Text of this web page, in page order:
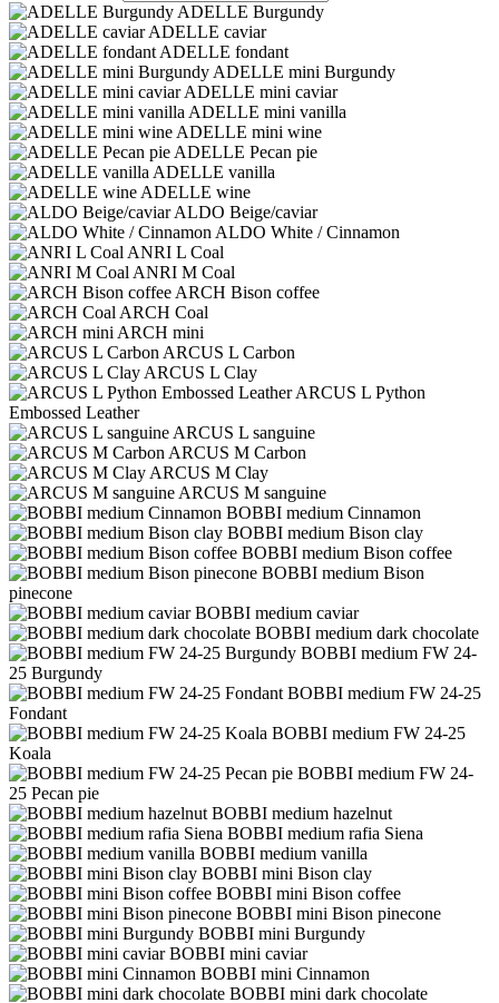
ADELLE Burgundy
ADELLE caviar
ADELLE fondant
ADELLE mini Burgundy
ADELLE mini caviar
ADELLE mini vanilla
ADELLE mini wine
ADELLE Pecan pie
ADELLE vanilla
ADELLE wine
ALDO Beige/caviar
ALDO White / Cinnamon
ANRI L Coal
ANRI M Coal
ARCH Bison coffee
ARCH Coal
ARCH mini
ARCUS L Carbon
ARCUS L Clay
ARCUS L Python
Embossed Leather
ARCUS L sanguine
ARCUS M Carbon
ARCUS M Clay
ARCUS M sanguine
BOBBI medium Cinnamon
BOBBI medium Bison clay
BOBBI medium Bison coffee
BOBBI medium Bison
pinecone
BOBBI medium caviar
BOBBI medium dark chocolate
BOBBI medium FW 24-
25 Burgundy
BOBBI medium FW 24-25
Fondant
BOBBI medium FW 24-25
Koala
BOBBI medium FW 24-
25 Pecan pie
BOBBI medium hazelnut
BOBBI medium rafia Siena
BOBBI medium vanilla
BOBBI mini Bison clay
BOBBI mini Bison coffee
BOBBI mini Bison pinecone
BOBBI mini Burgundy
BOBBI mini caviar
BOBBI mini Cinnamon
BOBBI mini dark chocolate